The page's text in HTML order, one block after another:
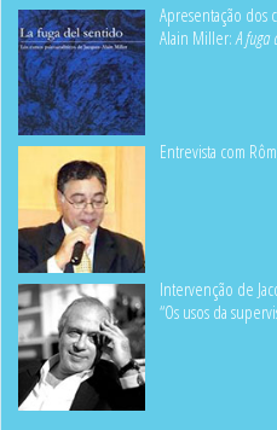
Apresentação dos
Alain Miller:A fuga
Entrevista com
Intervenção de
“Os usos da